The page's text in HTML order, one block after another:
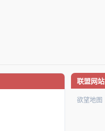
联盟网站
欲望地图